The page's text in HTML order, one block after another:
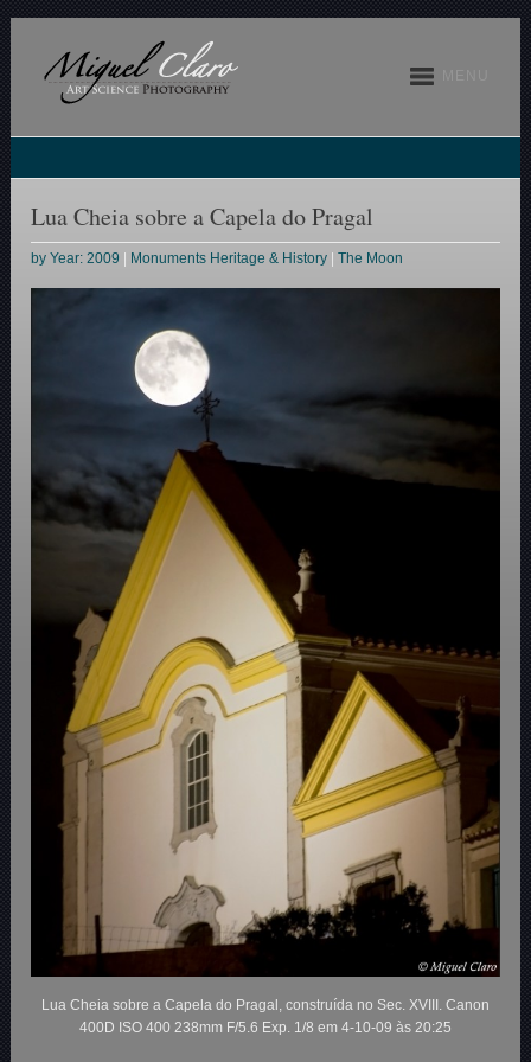
Lua Cheia sobre a Capela do Pragal
by Year: 2009 Monuments Heritage & History |The Moon
Lua Cheia sobre a Capela do Pragal, construída no Sec. XVIII. Canon
400D ISO 400 238mm F/5.6 Exp. 1/8 em 4-10-09 às 20:25